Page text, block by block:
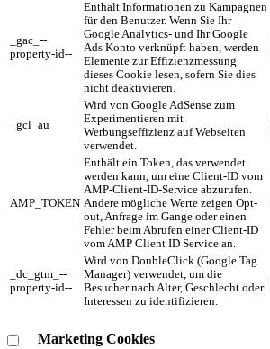
_gac_--
property-id--
Enthält Informationen zu Kampagnen
für den Benutzer. Wenn Sie Ihr
Google Analytics- und Ihr Google
Ads Konto verknüpft haben, werden
Elemente zur Effizienzmessung
dieses Cookie lesen, sofern Sie dies
nicht deaktivieren.
_gcl_au
Wird von Google AdSense zum
Experimentieren mit
Werbungseffizienz auf Webseiten
verwendet.
AMP_TOKEN
Enthält ein Token, das verwendet
werden kann, um eine Client-ID vom
AMP-Client-ID-Service abzurufen.
Andere mögliche Werte zeigen Opt-
out, Anfrage im Gange oder einen
Fehler beim Abrufen einer Client-ID
vom AMP Client ID Service an.
_dc_gtm_--
property-id--
Wird von DoubleClick (Google Tag
Manager) verwendet, um die
Besucher nach Alter, Geschlecht oder
Interessen zu identifizieren.
Marketing Cookies